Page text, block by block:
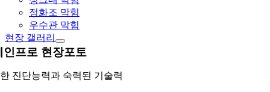
정화조 막힘
우수관 막힘
현장 갤러리
인프로 현장포토
진단능력과 숙력된 기술력